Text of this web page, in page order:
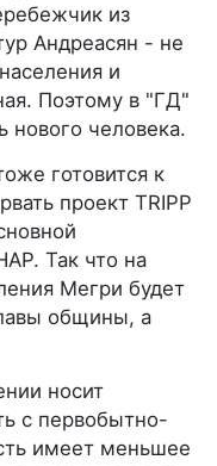
из
Андреасян - не
и
Поэтому в "ГД"
нового человека.
готовится к
проект TRIPP
Так что на
Мегри будет
общины, а
носит
с первобытно-
имеет меньшее